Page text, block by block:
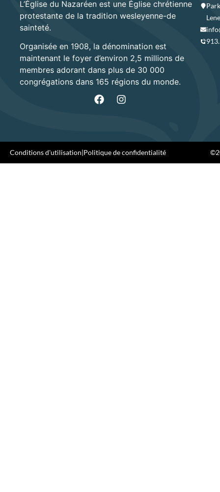
L’Église du Nazaréen est une Église chrétienne
protestante de la tradition wesleyenne-de
sainteté.
Organisée en 1908, la dénomination est
maintenant le foyer d’environ 2,5 millions de
membres adorant dans plus de 30 000
congrégations dans 165 régions du monde.
Conditions d'utilisation|Politique de confidentialité